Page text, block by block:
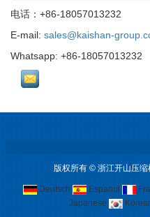
电话：+86-18057013232
E-mail: sales@kaishan-
Whatsapp: +86-18057013232
版权所有 © 浙江开山压缩
Deutsch Espanol
Japanese